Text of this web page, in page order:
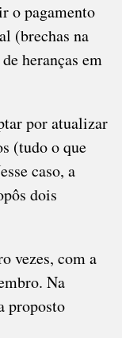
o pagamento
(brechas na
heranças em
por atualizar
(tudo o que
caso, a
dois
vezes, com a
Na
proposto